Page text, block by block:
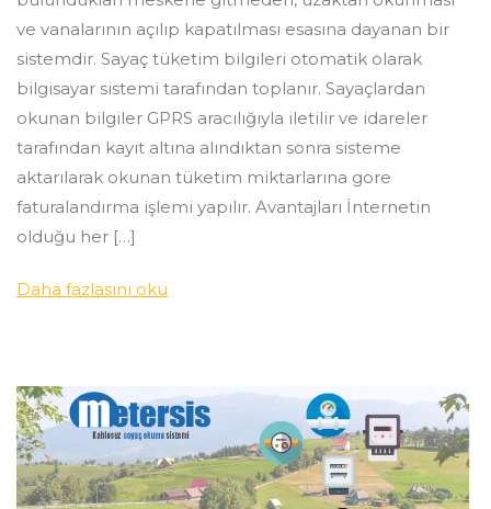
ve vanalarının açılıp kapatılması esasına dayanan bir
sistemdir. Sayaç tüketim bilgileri otomatik olarak
bilgisayar sistemi tarafından toplanır. Sayaçlardan
okunan bilgiler GPRS aracılığıyla iletilir ve idareler
tarafından kayıt altına alındıktan sonra sisteme
aktarılarak okunan tüketim miktarlarına gore
faturalandırma işlemi yapılır. Avantajları İnternetin
olduğu her […]
Daha fazlasını oku